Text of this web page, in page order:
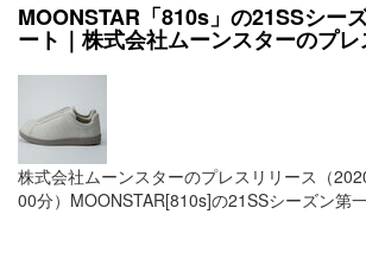
MOONSTAR「810s」の21SSシー
ート｜株式会社ムーンスターのプ
株式会社ムーンスターのプレスリリース（
00分）MOONSTAR[810s]の21SSシーズン第